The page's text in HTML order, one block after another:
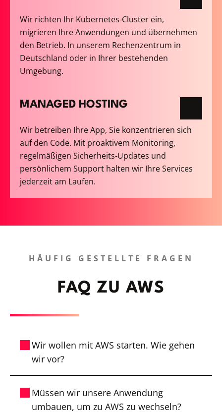
Wir richten Ihr Kubernetes-Cluster ein,
migrieren Ihre Anwendungen und übernehmen
den Betrieb. In unserem Rechenzentrum in
Deutschland oder in Ihrer bestehenden
Umgebung.
MANAGED HOSTING
Wir betreiben Ihre App, Sie konzentrieren sich
auf den Code. Mit proaktivem Monitoring,
regelmäßigen Sicherheits-Updates und
persönlichem Support halten wir Ihre Services
jederzeit am Laufen.
HÄUFIG GESTELLTE FRAGEN
FAQ ZU AWS
Wir wollen mit AWS starten. Wie gehen
wir vor?
strukturell: Welche Workloads ziehen in
welcher Reihenfolge um und was bleibt,
Müssen wir unsere Anwendung
umbauen, um zu AWS zu wechseln?